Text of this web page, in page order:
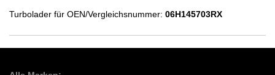
Turbolader für OEN/Vergleichsnummer: 06H145703RX